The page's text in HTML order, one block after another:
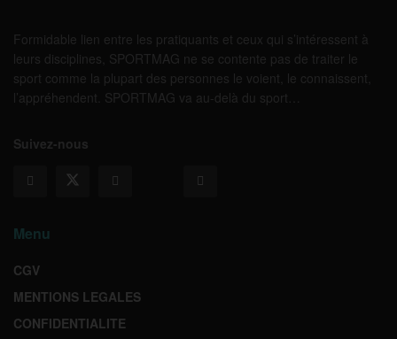
Formidable lien entre les pratiquants et ceux qui s’intéressent à
leurs disciplines, SPORTMAG ne se contente pas de traiter le
sport comme la plupart des personnes le voient, le connaissent,
l’appréhendent. SPORTMAG va au-delà du sport…
Suivez-nous
Menu
CGV
MENTIONS LEGALES
CONFIDENTIALITE